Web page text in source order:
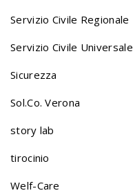
g
a
t
Servizio Civile Regionale
Servizio Civile Universale
Sicurezza
Sol.Co. Verona
story lab
tirocinio
Welf-Care